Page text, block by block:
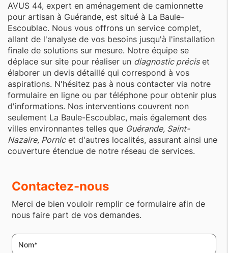
AVUS 44, expert en aménagement de camionnette
pour artisan à Guérande, est situé à La Baule-
Escoublac. Nous vous offrons un service complet,
allant de l'analyse de vos besoins jusqu'à l'installation
finale de solutions sur mesure. Notre équipe se
déplace sur site pour réaliser un diagnostic préciset
élaborer un devis détaillé qui correspond à vos
aspirations. N'hésitez pas à nous contacter via notre
formulaire en ligne ou par téléphone pour obtenir plus
d'informations. Nos interventions couvrent non
seulement La Baule-Escoublac, mais également des
villes environnantes telles que Guérande, Saint-
Nazaire, Pornicet d'autres localités, assurant ainsi une
couverture étendue de notre réseau de services.
Contactez-nous
Merci de bien vouloir remplir ce formulaire afin de
nous faire part de vos demandes.